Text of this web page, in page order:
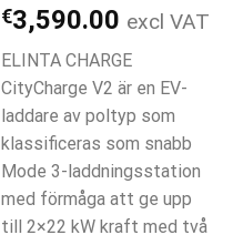
€3,590.00 excl VAT
ELINTA CHARGE
CityCharge V2 är en EV-
laddare av poltyp som
klassificeras som snabb
Mode 3-laddningsstation
med förmåga att ge upp
till 2×22 kW kraft med två